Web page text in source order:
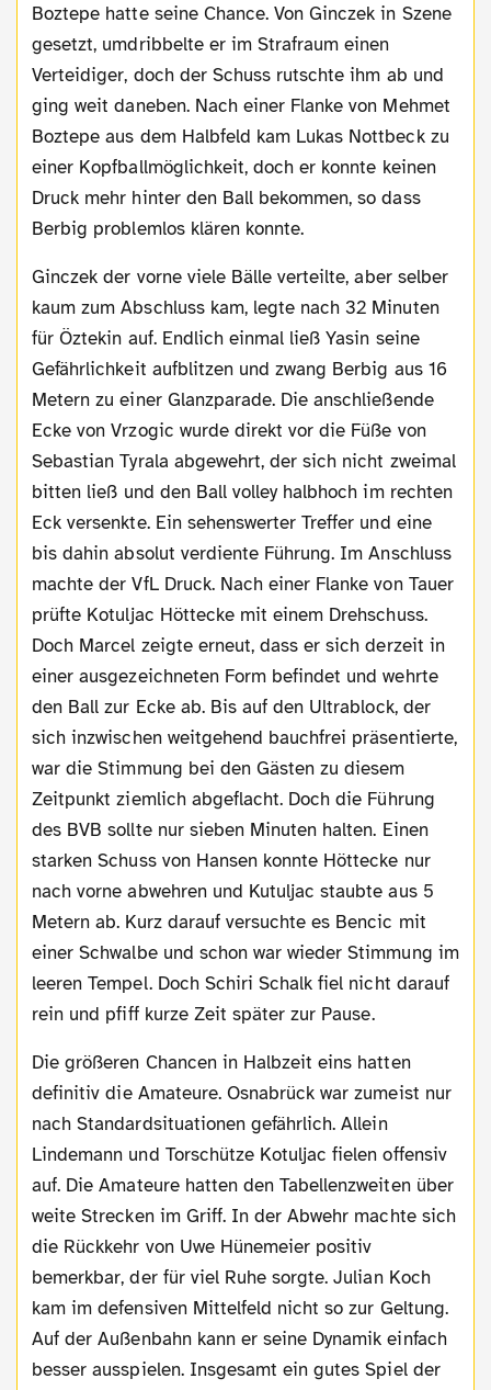
Boztepe hatte seine Chance. Von Ginczek in Szene
gesetzt, umdribbelte er im Strafraum einen
Verteidiger, doch der Schuss rutschte ihm ab und
ging weit daneben. Nach einer Flanke von Mehmet
Boztepe aus dem Halbfeld kam Lukas Nottbeck zu
einer Kopfballmöglichkeit, doch er konnte keinen
Druck mehr hinter den Ball bekommen, so dass
Berbig problemlos klären konnte.
Ginczek der vorne viele Bälle verteilte, aber selber
kaum zum Abschluss kam, legte nach 32 Minuten
für Öztekin auf. Endlich einmal ließ Yasin seine
Gefährlichkeit aufblitzen und zwang Berbig aus 16
Metern zu einer Glanzparade. Die anschließende
Ecke von Vrzogic wurde direkt vor die Füße von
Sebastian Tyrala abgewehrt, der sich nicht zweimal
bitten ließ und den Ball volley halbhoch im rechten
Eck versenkte. Ein sehenswerter Treffer und eine
bis dahin absolut verdiente Führung. Im Anschluss
machte der VfL Druck. Nach einer Flanke von Tauer
prüfte Kotuljac Höttecke mit einem Drehschuss.
Doch Marcel zeigte erneut, dass er sich derzeit in
einer ausgezeichneten Form befindet und wehrte
den Ball zur Ecke ab. Bis auf den Ultrablock, der
sich inzwischen weitgehend bauchfrei präsentierte,
war die Stimmung bei den Gästen zu diesem
Zeitpunkt ziemlich abgeflacht. Doch die Führung
des BVB sollte nur sieben Minuten halten. Einen
starken Schuss von Hansen konnte Höttecke nur
nach vorne abwehren und Kutuljac staubte aus 5
Metern ab. Kurz darauf versuchte es Bencic mit
einer Schwalbe und schon war wieder Stimmung im
leeren Tempel. Doch Schiri Schalk fiel nicht darauf
rein und pfiff kurze Zeit später zur Pause.
Die größeren Chancen in Halbzeit eins hatten
definitiv die Amateure. Osnabrück war zumeist nur
nach Standardsituationen gefährlich. Allein
Lindemann und Torschütze Kotuljac fielen offensiv
auf. Die Amateure hatten den Tabellenzweiten über
weite Strecken im Griff. In der Abwehr machte sich
die Rückkehr von Uwe Hünemeier positiv
bemerkbar, der für viel Ruhe sorgte. Julian Koch
kam im defensiven Mittelfeld nicht so zur Geltung.
Auf der Außenbahn kann er seine Dynamik einfach
besser ausspielen. Insgesamt ein gutes Spiel der